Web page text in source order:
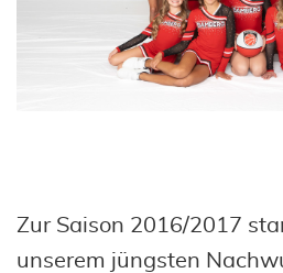
Zur Saison 2016/2017
unserem jüngsten